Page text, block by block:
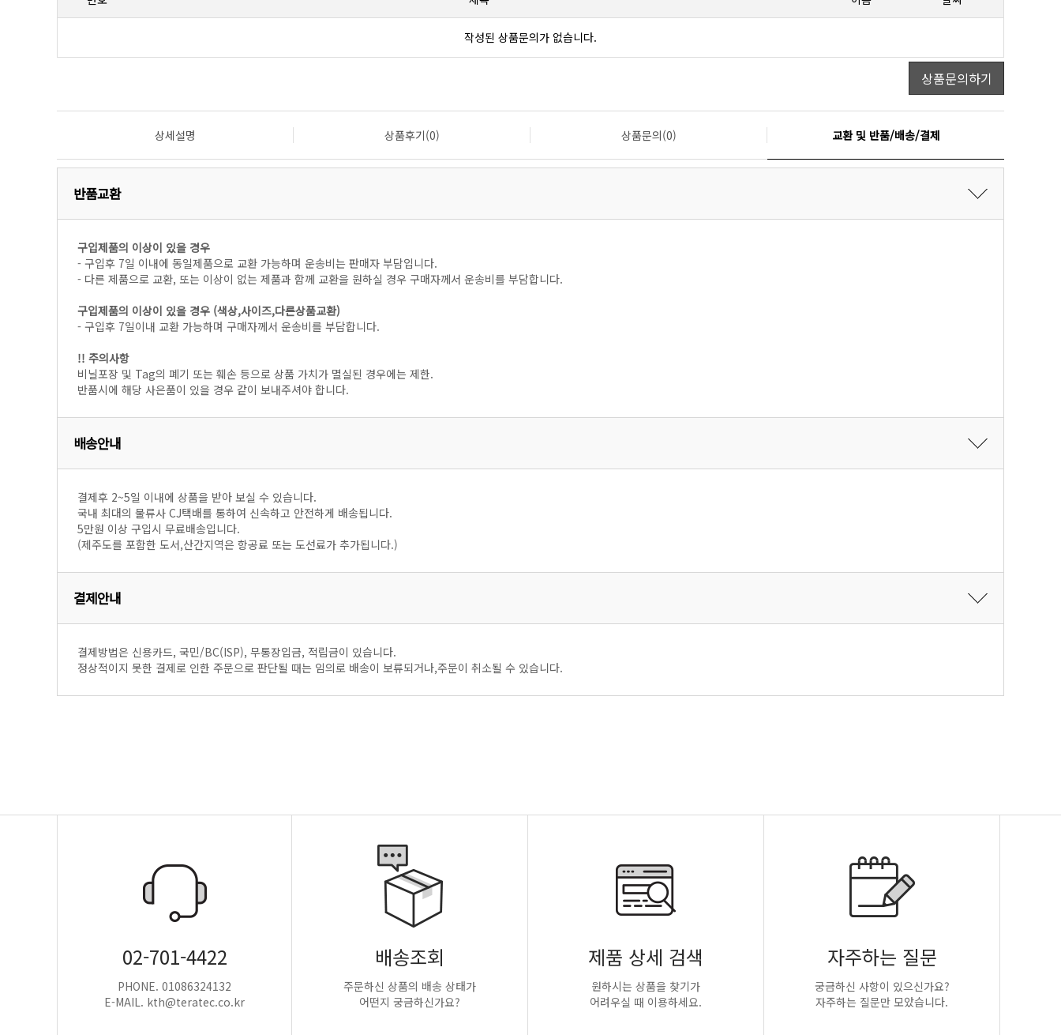
작성된 상품문의가 없습니다.
상품문의하기
상세설명 상품후기(0) 상품문의(0) 교환 및 반품/배송/결제
반품교환
구입제품의 이상이 있을 경우
- 구입후 7일 이내에 동일제품으로 교환 가능하며 운송비는 판매자 부담입니다.
- 다른 제품으로 교환, 또는 이상이 없는 제품과 함께 교환을 원하실 경우 구매자께서 운송비를 부담합니다.
구입제품의 이상이 있을 경우 (색상,사이즈,다른상품교환)
- 구입후 7일이내 교환 가능하며 구매자께서 운송비를 부담합니다.
!! 주의사항
비닐포장 및 Tag의 폐기 또는 훼손 등으로 상품 가치가 멸실된 경우에는 제한.
반품시에 해당 사은품이 있을 경우 같이 보내주셔야 합니다.
배송안내
결제후 2~5일 이내에 상품을 받아 보실 수 있습니다.
국내 최대의 물류사 CJ택배를 통하여 신속하고 안전하게 배송됩니다.
5만원 이상 구입시 무료배송입니다.
(제주도를 포함한 도서,산간지역은 항공료 또는 도선료가 추가됩니다.)
결제안내
결제방법은 신용카드, 국민/BC(ISP), 무통장입금, 적립금이 있습니다.
정상적이지 못한 결제로 인한 주문으로 판단될 때는 임의로 배송이 보류되거나,주문이 취소될 수 있습니다.
02-701-4422
PHONE. 01086324132
E-MAIL. kth@teratec.co.kr
배송조회
주문하신 상품의 배송 상태가
어떤지 궁금하신가요?
제품 상세 검색
원하시는 상품을 찾기가
어려우실 때 이용하세요.
자주하는 질문
궁금하신 사항이 있으신가요?
자주하는 질문만 모았습니다.